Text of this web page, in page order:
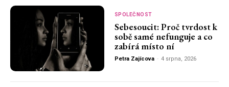
SPOLEČNOST
Sebesoucit: Proč tvrdost k
sobě samé nefunguje a co
zabírá místo ní
Petra Zajícova - 4 srpna, 2026